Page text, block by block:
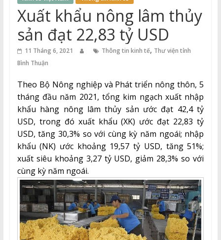
Thuận
Cổng
Vào
Tri
Thức
Xuất khẩu nông lâm thủy
sản đạt 22,83 tỷ USD
11 Tháng 6, 2021 Thông tin kinh tế, Thư viện tỉnh
Bình Thuận
Theo Bộ Nông nghiệp và Phát triển nông thôn, 5
tháng đầu năm 2021, tổng kim ngạch xuất nhập
khẩu hàng nông lâm thủy sản ước đạt 42,4 tỷ
USD, trong đó xuất khẩu (XK) ước đạt 22,83 tỷ
USD, tăng 30,3% so với cùng kỳ năm ngoái; nhập
khẩu (NK) ước khoảng 19,57 tỷ USD, tăng 51%;
xuất siêu khoảng 3,27 tỷ USD, giảm 28,3% so với
cùng kỳ năm ngoái.